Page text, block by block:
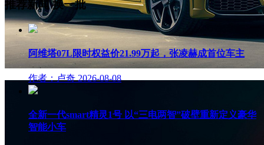
推荐新闻换一批
阿维塔07L限时权益价21.99万起，张凌赫成首位车主
作者：卢奇 2026-08-08
全新一代smart精灵1号 以“三电两智”破壁重新定义豪华
智能小车